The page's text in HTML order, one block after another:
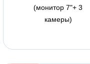
(монитор 7"+ 3
камеры)